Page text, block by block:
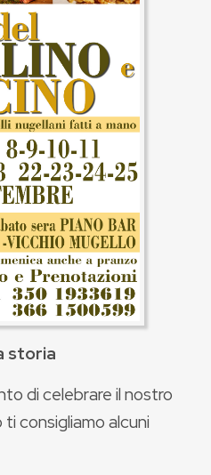
storia
di celebrare il nostro
consigliamo alcuni